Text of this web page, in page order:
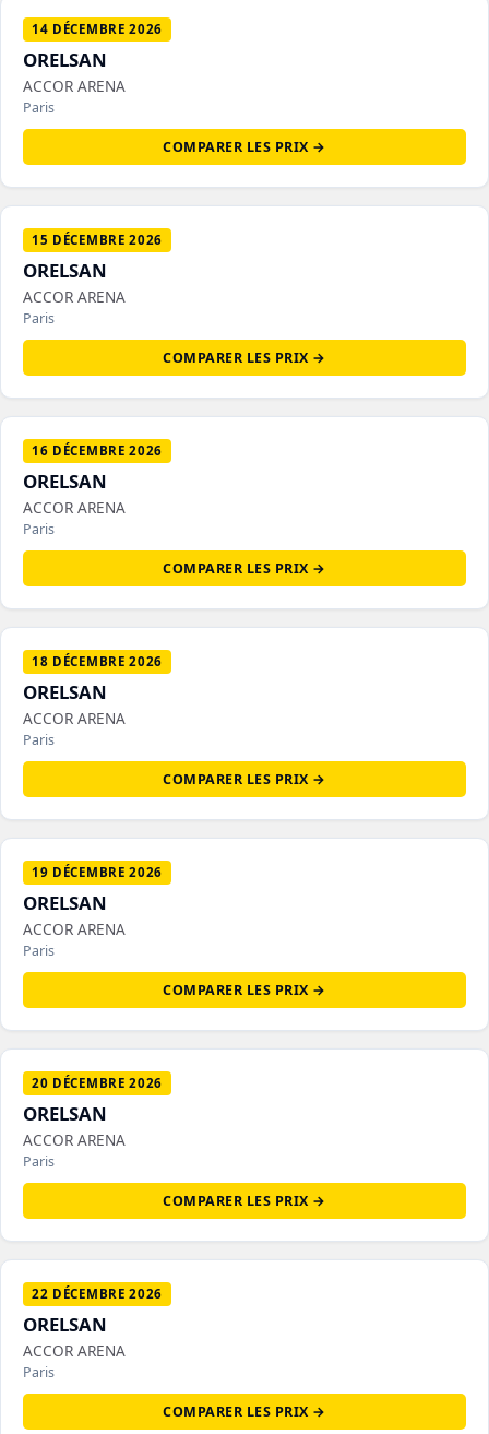
14 DÉCEMBRE 2026
ORELSAN
ACCOR ARENA
Paris
COMPARER LES PRIX →
15 DÉCEMBRE 2026
ORELSAN
ACCOR ARENA
Paris
COMPARER LES PRIX →
16 DÉCEMBRE 2026
ORELSAN
ACCOR ARENA
Paris
COMPARER LES PRIX →
18 DÉCEMBRE 2026
ORELSAN
ACCOR ARENA
Paris
COMPARER LES PRIX →
19 DÉCEMBRE 2026
ORELSAN
ACCOR ARENA
Paris
COMPARER LES PRIX →
20 DÉCEMBRE 2026
ORELSAN
ACCOR ARENA
Paris
COMPARER LES PRIX →
22 DÉCEMBRE 2026
ORELSAN
ACCOR ARENA
Paris
COMPARER LES PRIX →